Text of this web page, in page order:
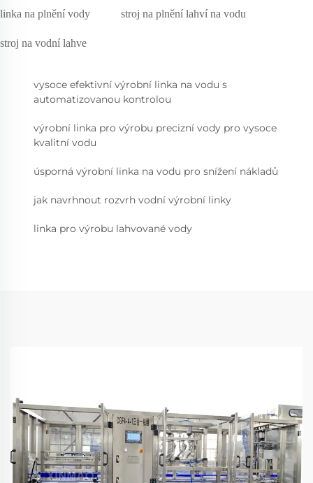
linka na plnění vody stroj na plnění lahví na vodu
stroj na vodní lahve
vysoce efektivní výrobní linka na vodu s
automatizovanou kontrolou
výrobní linka pro výrobu precizní vody pro vysoce
kvalitní vodu
úsporná výrobní linka na vodu pro snížení nákladů
jak navrhnout rozvrh vodní výrobní linky
linka pro výrobu lahvované vody